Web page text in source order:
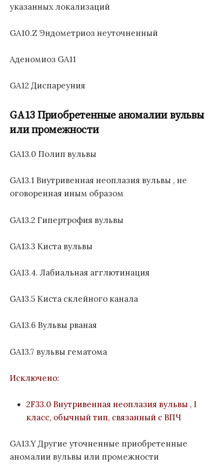
указанных локализаций
GA10.Z Эндометриоз неуточненный
Аденомиоз GA11
GA12 Диспареуния
GA13 Приобретенные аномалии вульвы
или промежности
GA13.0 Полип вульвы
GA13.1 Внутривенная неоплазия вульвы , не
оговоренная иным образом
GA13.2 Гипертрофия вульвы
GA13.3 Киста вульвы
GA13.4. Лабиальная агглютинация
GA13.5 Киста склейного канала
GA13.6 Вульвы рваная
GA13.7 вульвы гематома
Исключено:
2F33.0 Внутривенная неоплазия вульвы , I
класс, обычный тип, связанный с ВПЧ
GA13.Y Другие уточненные приобретенные
аномалии вульвы или промежности